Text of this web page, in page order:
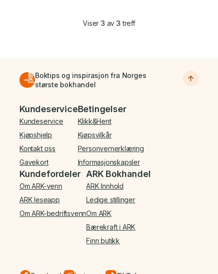
Viser3 av 3 treff
Boktips og inspirasjon fra Norges
største bokhandel
Bunnmeny
Kundeservice
Kundeservice
Kjøpshjelp
Kontakt oss
Gavekort
Betingelser
Klikk&Hent
Kjøpsvilkår
Personvernerklæring
Informasjonskapsler
Kundefordeler
Om ARK-venn
ARK leseapp
Om ARK-bedriftsvenn
ARK Bokhandel
ARK Innhold
Ledige stillinger
Om ARK
Bærekraft i ARK
Finn butikk